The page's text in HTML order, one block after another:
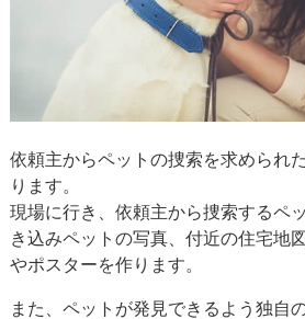
依頼主からペットの捜索を求められ
ります。
現場に行き、依頼主から捜索するペ
き込みペットの写真、付近の住宅地
やポスターを作ります。
また、ペットが発見できるよう独自